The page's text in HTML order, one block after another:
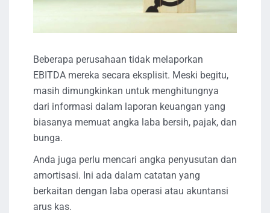
Beberapa perusahaan tidak melaporkan
EBITDA mereka secara eksplisit. Meski begitu,
masih dimungkinkan untuk menghitungnya
dari informasi dalam laporan keuangan yang
biasanya memuat angka laba bersih, pajak, dan
bunga.
Anda juga perlu mencari angka penyusutan dan
amortisasi. Ini ada dalam catatan yang
berkaitan dengan laba operasi atau akuntansi
arus kas.